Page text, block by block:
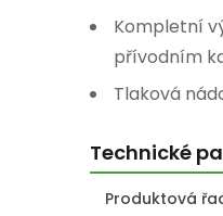
Kompletní
přívodním
Tlaková
Technické
Produktová